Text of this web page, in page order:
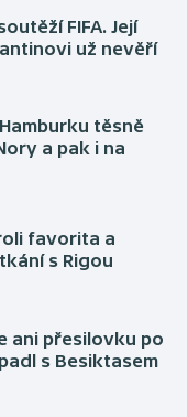
FIFA. Její
už nevěří
těsně
a pak i na
favorita a
s Rigou
ani přesilovku po
s Besiktasem